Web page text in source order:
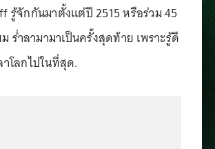
รู้จักกันมาตั้งแต่ปี 2515 หรือร่วม 45
ร่ำลามามาเป็นครั้งสุดท้าย เพราะรู้ดี
โลกไปในที่สุด.